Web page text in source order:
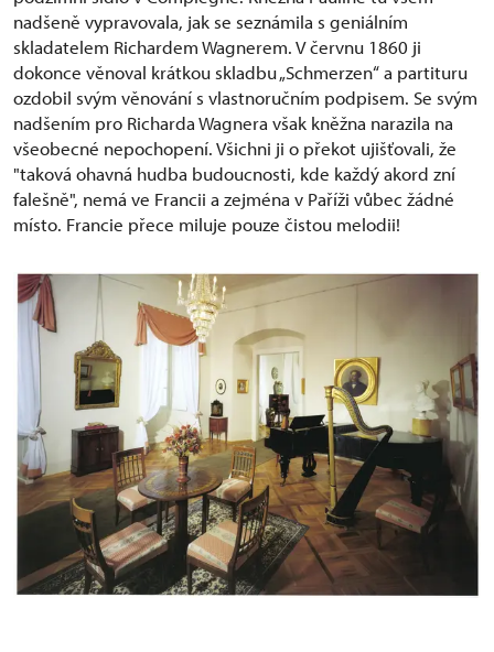
nadšeně vypravovala, jak se seznámila s geniálním
skladatelem Richardem Wagnerem. V červnu 1860 ji
dokonce věnoval krátkou skladbu „Schmerzen“ a partituru
ozdobil svým věnování s vlastnoručním podpisem. Se svým
nadšením pro Richarda Wagnera však kněžna narazila na
všeobecné nepochopení. Všichni ji o překot ujišťovali, že
"taková ohavná hudba budoucnosti, kde každý akord zní
falešně", nemá ve Francii a zejména v Paříži vůbec žádné
místo. Francie přece miluje pouze čistou melodii!